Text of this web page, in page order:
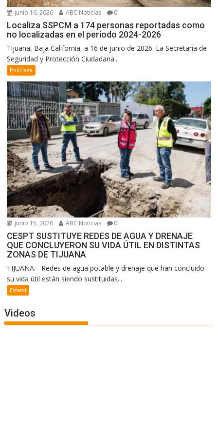
junio 16, 2026 ABC Noticias 0
Localiza SSPCM a 174 personas reportadas como
no localizadas en el periodo 2024-2026
Tijuana, Baja California, a 16 de junio de 2026. La Secretaría de
Seguridad y Protección Ciudadana...
Policiaca
junio 15, 2026 ABC Noticias 0
CESPT SUSTITUYE REDES DE AGUA Y DRENAJE
QUE CONCLUYERON SU VIDA ÚTIL EN DISTINTAS
ZONAS DE TIJUANA
TIJUANA.– Redes de agua potable y drenaje que han concluido
su vida útil están siendo sustituidas...
Estatal
Videos